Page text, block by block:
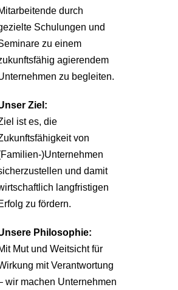
durch
Schulungen und
zu einem
agierendem
zu begleiten.
Ziel:
ist es, die
von
)Unternehmen
und damit
langfristigen
zu fördern.
Philosophie:
Mut und Weitsicht für
mit Verantwortung
wir machen Unternehmen